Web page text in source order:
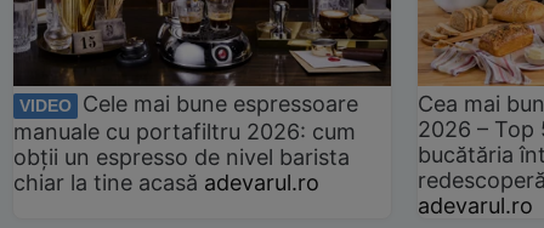
VIDEO
Cele mai bune espressoare
manuale cu portafiltru 2026: cum
obții un espresso de nivel barista
chiar la tine acasă adevarul.ro
Cea mai
2026 –
bucătăria
adevarul.ro